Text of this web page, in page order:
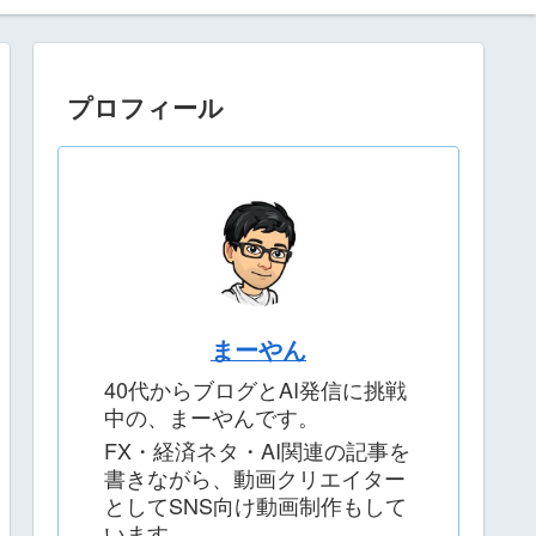
プロフィール
まーやん
40代からブログとAI発信に挑戦
中の、まーやんです。
FX・経済ネタ・AI関連の記事を
書きながら、動画クリエイター
としてSNS向け動画制作もして